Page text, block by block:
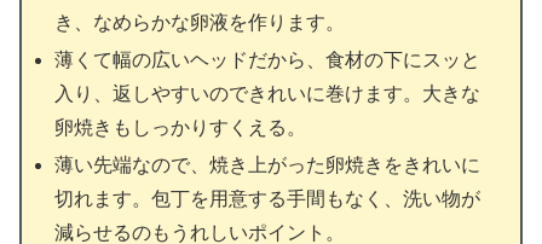
き、なめらかな卵液を作ります。
薄くて幅の広いヘッドだから、食材の下にスッと
入り、返しやすいのできれいに巻けます。大きな
卵焼きもしっかりすくえる。
薄い先端なので、焼き上がった卵焼きをきれいに
切れます。包丁を用意する手間もなく、洗い物が
減らせるのもうれしいポイント。